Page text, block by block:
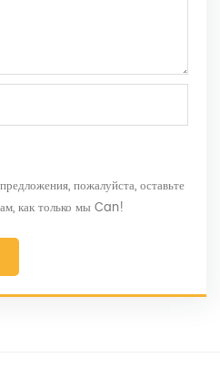
пожалуйста, оставьте
как только мы Can!